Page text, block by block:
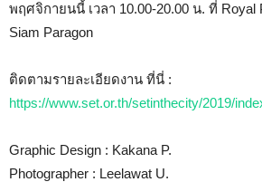
พฤศจิกายนนี้ เวลา 10.00-20.00 น. ที่ Royal
Siam Paragon
ติดตามรายละเอียดงาน ที่นี่ :
https://www.set.or.th/setinthecity/2019/
Graphic Design : Kakana P.
Photographer : Leelawat U.